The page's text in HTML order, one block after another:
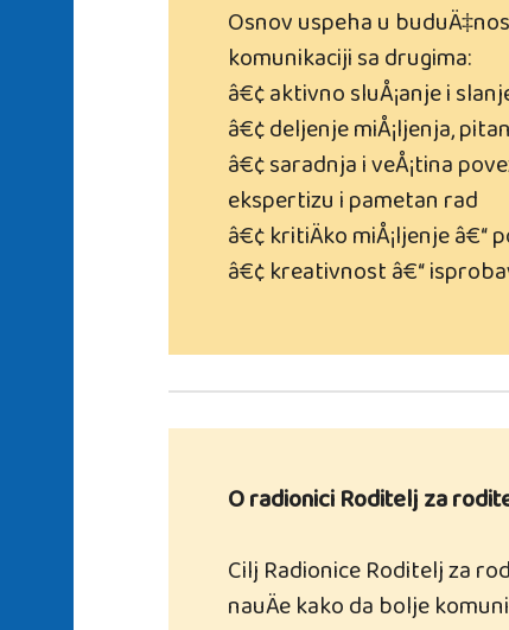
Osnov uspeha u
komunikaciji sa drugima:
â€¢ aktivno sluÅ¡anje i
â€¢ deljenje miÅ¡ljenja,
â€¢ saradnja i veÅ¡tina
ekspertizu i pametan rad
â€¢ kritiÄko miÅ¡ljenje
â€¢ kreativnost â€“
O radionici Roditelj za
Cilj Radionice Roditelj za
nauÄe kako da bolje